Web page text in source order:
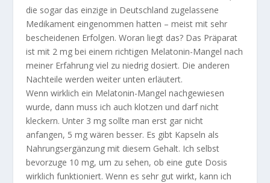
die sogar das einzige in Deutschland zugelassene
Medikament eingenommen hatten – meist mit sehr
bescheidenen Erfolgen. Woran liegt das? Das Präparat
ist mit 2 mg bei einem richtigen Melatonin-Mangel nach
meiner Erfahrung viel zu niedrig dosiert. Die anderen
Nachteile werden weiter unten erläutert.
Wenn wirklich ein Melatonin-Mangel nachgewiesen
wurde, dann muss ich auch klotzen und darf nicht
kleckern. Unter 3 mg sollte man erst gar nicht
anfangen, 5 mg wären besser. Es gibt Kapseln als
Nahrungsergänzung mit diesem Gehalt. Ich selbst
bevorzuge 10 mg, um zu sehen, ob eine gute Dosis
wirklich funktioniert. Wenn es sehr gut wirkt, kann ich